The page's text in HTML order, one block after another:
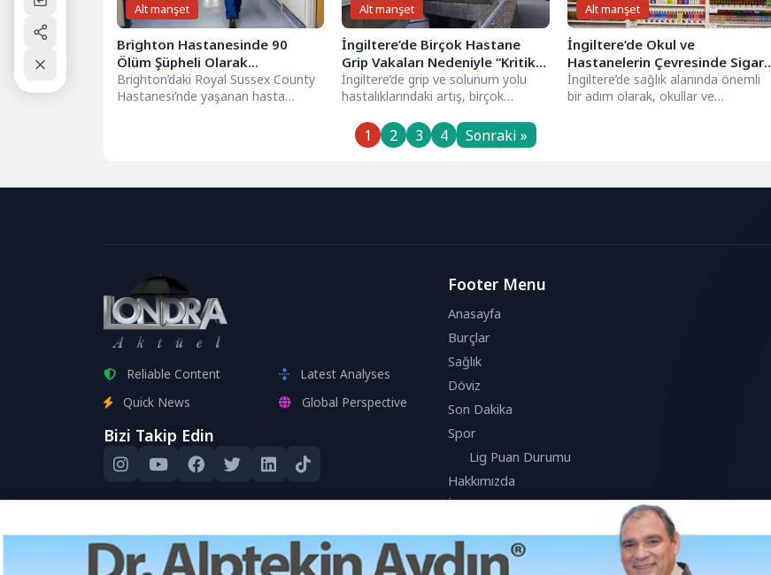
Alt manşet
Brighton Hastanesinde 90
Ölüm Şüpheli Olarak
Araştırılıyor
Brighton’daki Royal Sussex County
Hastanesi’nde yaşanan hasta
Alt manşet
İngiltere’de Birçok Hastane
Grip Vakaları Nedeniyle “Kritik
Durum” İlan Etti
İngiltere’de grip ve solunum yolu
hastalıklarındaki artış, birçok
etmesine neden oldu....
Alt manşet
İngiltere’de Okul ve
Hastanelerin Çevresinde Sigara
İçmek Yasaklanıyor
İngiltere’de sağlık alanında önemli
bir adım olarak, okullar ve
1 2 3 4 Sonraki »
Reliable Content
Latest Analyses
Quick News
Global Perspective
Bizi Takip Edin
Footer Menu
Anasayfa
Burçlar
Sağlık
Döviz
Son Dakika
Spor
Lig Puan Durumu
Hakkımızda
İletişim